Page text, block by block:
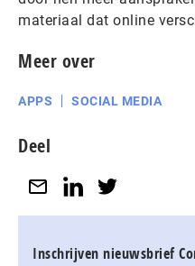
materiaal dat online
Meer over
APPS SOCIAL MEDIA
Deel
Inschrijven nieuwsbrief